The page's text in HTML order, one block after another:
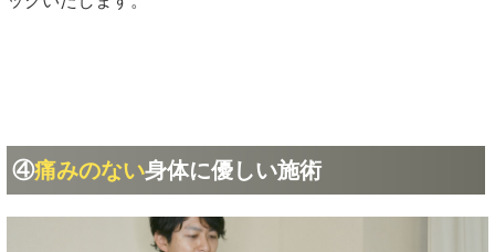
④痛みのない身体に優しい施術